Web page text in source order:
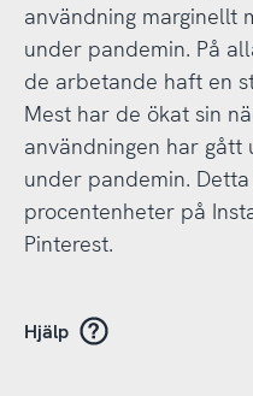
användning marginellt
under pandemin. På
de arbetande haft en
Mest har de ökat sin
användningen har
under pandemin.
procentenheter på
Pinterest.
Hjälp